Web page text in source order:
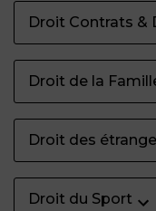
Droit Contrats &
Droit de la
Droit des
Droit du Sport